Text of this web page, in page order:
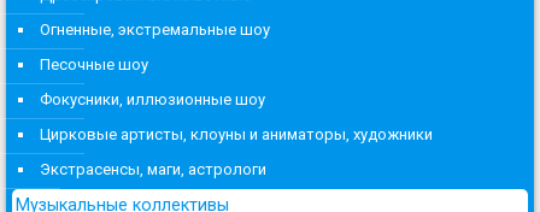
Огненные, экстремальные шоу
Песочные шоу
Фокусники, иллюзионные шоу
Цирковые артисты, клоуны и аниматоры, художники
Экстрасенсы, маги, астрологи
Музыкальные коллективы